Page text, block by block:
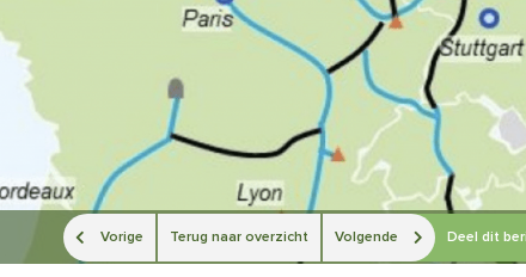
Vorige Terug naar overzicht Volgende Deel dit